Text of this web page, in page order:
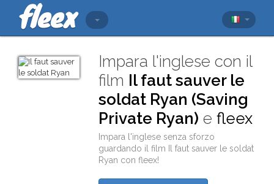
Impara l'inglese con il
film Il faut sauver le
soldat Ryan (Saving
Private Ryan) efleex
Impara l'inglese senza sforzo
guardando il film
Il faut sauver le soldat
Ryan confleex!